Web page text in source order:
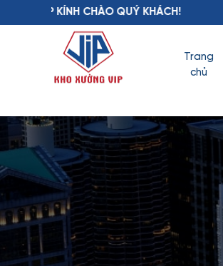
CHÀO QUÝ KHÁCH!
Trang
chủ